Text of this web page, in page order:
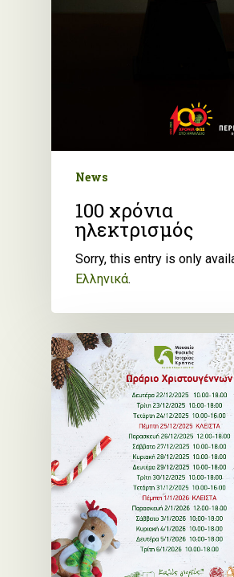
News
100 χρόνια
ηλεκτρισμός
Sorry, this entry is only
Ελληνικά.